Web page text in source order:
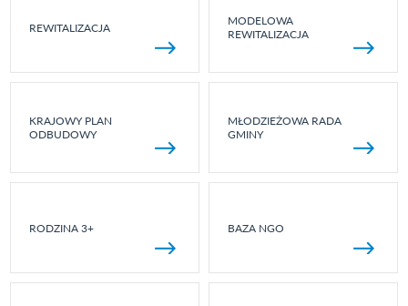
REWITALIZACJA
MODELOWA
REWITALIZACJA
KRAJOWY PLAN
ODBUDOWY
MŁODZIEŻOWA RADA
GMINY
RODZINA 3+ BAZA NGO